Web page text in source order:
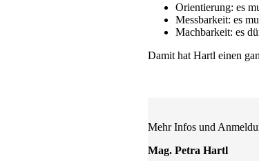
Orientierung: es
Messbarkeit: es
Machbarkeit: es
Damit hat Hartl einen
Mehr Infos und
Mag. Petra Hartl